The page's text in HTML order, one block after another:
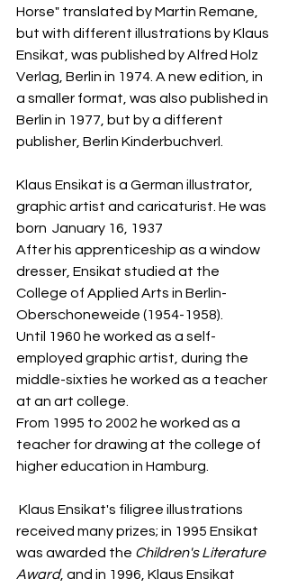
Horse" translated by Martin Remane,
but with different illustrations by Klaus
Ensikat, was published by Alfred Holz
Verlag, Berlin in 1974. A new edition, in
a smaller format, was also published in
Berlin in 1977, but by a different
publisher, Berlin Kinderbuchverl.
Klaus Ensikat is a German illustrator,
graphic artist and caricaturist. He was
born  January 16, 1937
After his apprenticeship as a window
dresser, Ensikat studied at the
College of Applied Arts in Berlin-
Oberschoneweide (1954-1958).
Until 1960 he worked as a self-
employed graphic artist, during the
middle-sixties he worked as a teacher
at an art college.
From 1995 to 2002 he worked as a
teacher for drawing at the college of
higher education in Hamburg.
received many prizes; in 1995 Ensikat
was awarded the Children's Literature
Award, and in 1996, Klaus Ensikat